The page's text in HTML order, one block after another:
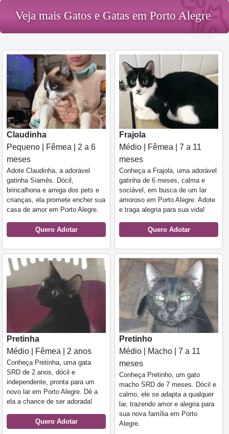
Veja mais Gatos e Gatas em Porto Alegre
Claudinha
Pequeno | Fêmea | 2 a 6
meses
Adote Claudinha, a adorável
gatinha Siamês. Dócil,
brincalhona e amiga dos pets e
crianças, ela promete encher sua
casa de amor em Porto Alegre.
Quero Adotar
Frajola
Médio | Fêmea | 7 a 11
meses
Conheça a Frajola, uma adorável
gatinha de 6 meses, calma e
sociável, em busca de um lar
amoroso em Porto Alegre. Adote
e traga alegria para sua vida!
Quero Adotar
Pretinha
Médio | Fêmea | 2 anos
Conheça Pretinha, uma gata
SRD de 2 anos, dócil e
independente, pronta para um
novo lar em Porto Alegre. Dê a
ela a chance de ser adorada!
Quero Adotar
Pretinho
Médio | Macho | 7 a 11
meses
Conheça Pretinho, um gato
macho SRD de 7 meses. Dócil e
calmo, ele se adapta a qualquer
lar, trazendo amor e alegria para
sua nova família em Porto
Alegre.